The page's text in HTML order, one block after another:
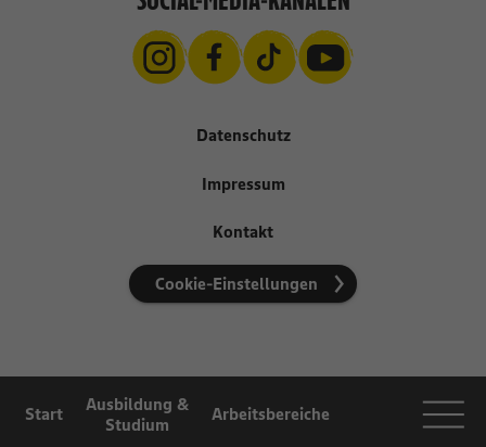
Start
Ausbildung &
Studium
Arbeitsbereiche
Datenschutz
Impressum
Kontakt
Cookie-Einstellungen